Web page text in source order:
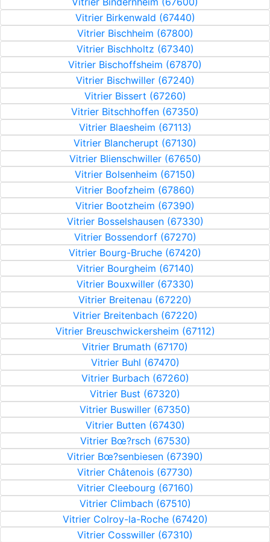
Vitrier Birkenwald (67440)
Vitrier Bischheim (67800)
Vitrier Bischholtz (67340)
Vitrier Bischoffsheim (67870)
Vitrier Bischwiller (67240)
Vitrier Bissert (67260)
Vitrier Bitschhoffen (67350)
Vitrier Blaesheim (67113)
Vitrier Blancherupt (67130)
Vitrier Blienschwiller (67650)
Vitrier Bolsenheim (67150)
Vitrier Boofzheim (67860)
Vitrier Bootzheim (67390)
Vitrier Bosselshausen (67330)
Vitrier Bossendorf (67270)
Vitrier Bourg-Bruche (67420)
Vitrier Bourgheim (67140)
Vitrier Bouxwiller (67330)
Vitrier Breitenau (67220)
Vitrier Breitenbach (67220)
Vitrier Breuschwickersheim (67112)
Vitrier Brumath (67170)
Vitrier Buhl (67470)
Vitrier Burbach (67260)
Vitrier Bust (67320)
Vitrier Buswiller (67350)
Vitrier Butten (67430)
Vitrier Bœ?rsch (67530)
Vitrier Bœ?senbiesen (67390)
Vitrier Châtenois (67730)
Vitrier Cleebourg (67160)
Vitrier Climbach (67510)
Vitrier Colroy-la-Roche (67420)
Vitrier Cosswiller (67310)